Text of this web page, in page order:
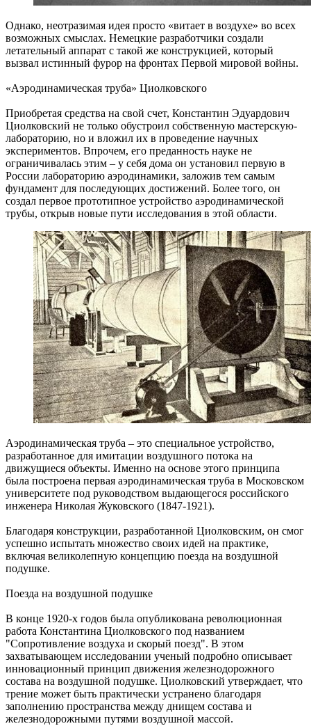
Однако, неотразимая идея просто «витает в воздухе» во всех
возможных смыслах. Немецкие разработчики создали
летательный аппарат с такой же конструкцией, который
вызвал истинный фурор на фронтах Первой мировой войны.
«Аэродинамическая труба» Циолковского
Приобретая средства на свой счет, Константин Эдуардович
Циолковский не только обустроил собственную мастерскую-
лабораторию, но и вложил их в проведение научных
экспериментов. Впрочем, его преданность науке не
ограничивалась этим – у себя дома он установил первую в
России лабораторию аэродинамики, заложив тем самым
фундамент для последующих достижений. Более того, он
создал первое прототипное устройство аэродинамической
трубы, открыв новые пути исследования в этой области.
Аэродинамическая труба – это специальное устройство,
разработанное для имитации воздушного потока на
движущиеся объекты. Именно на основе этого принципа
была построена первая аэродинамическая труба в Московском
университете под руководством выдающегося российского
инженера Николая Жуковского (1847-1921).
Благодаря конструкции, разработанной Циолковским, он смог
успешно испытать множество своих идей на практике,
включая великолепную концепцию поезда на воздушной
подушке.
Поезда на воздушной подушке
В конце 1920-х годов была опубликована революционная
работа Константина Циолковского под названием
"Сопротивление воздуха и скорый поезд". В этом
захватывающем исследовании ученый подробно описывает
инновационный принцип движения железнодорожного
состава на воздушной подушке. Циолковский утверждает, что
трение может быть практически устранено благодаря
заполнению пространства между днищем состава и
железнодорожными путями воздушной массой.